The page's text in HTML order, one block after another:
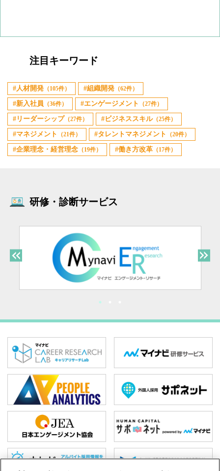
注目キーワード
人材開発 （105件） 組織開発 （62件）
新入社員 （36件） エンゲージメント （27件）
リーダーシップ （27件） ビジネススキル（25件）
マネジメント （21件） タレントマネジメント （20件）
企業理念・経営理念 （19件） 働き方改革 （17件）
研修・診断サービス